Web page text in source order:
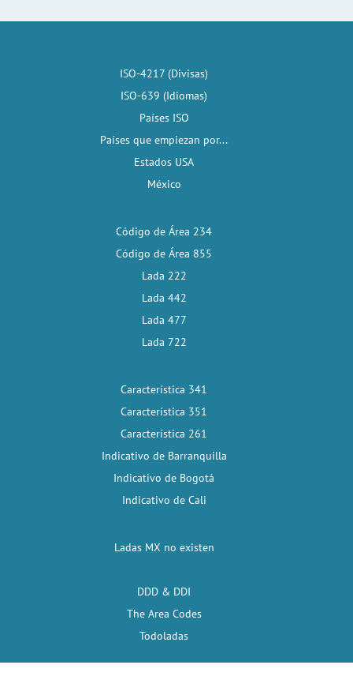
ISO-4217 (Divisas)
ISO-639 (Idiomas)
Países ISO
Países que empiezan por...
Estados USA
México
Código de Área 234
Código de Área 855
Lada 222
Lada 442
Lada 477
Lada 722
Característica 341
Característica 351
Característica 261
Indicativo de Barranquilla
Indicativo de Bogotá
Indicativo de Cali
Ladas MX no existen
DDD & DDI
The Area Codes
Todoladas